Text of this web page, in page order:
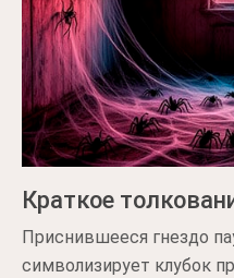
Краткое
Приснившееся гнездо
символизирует клубок